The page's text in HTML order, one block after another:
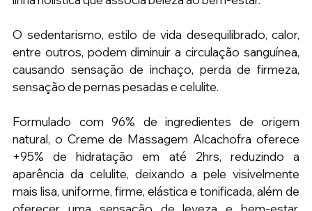
O sedentarismo, estilo de vida desequilibrado, calor,
entre outros, podem diminuir a circulação sanguínea,
causando sensação de inchaço, perda de firmeza,
sensação de pernas pesadas e celulite.
Formulado com 96% de ingredientes de origem
natural, o Creme de Massagem Alcachofra oferece
+95% de hidratação em até 2hrs, reduzindo a
aparência da celulite, deixando a pele visivelmente
mais lisa, uniforme, firme, elástica e tonificada, além de